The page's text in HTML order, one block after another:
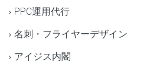
PPC運用代行
名刺・フライヤーデザイン
アイジス内閣